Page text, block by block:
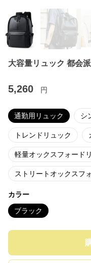
大容量リュック 都会
5,260 円
通勤用リュック シ
トレンドリュック
軽量オックスフォード
ストリートオックスフ
カラー
ブラック